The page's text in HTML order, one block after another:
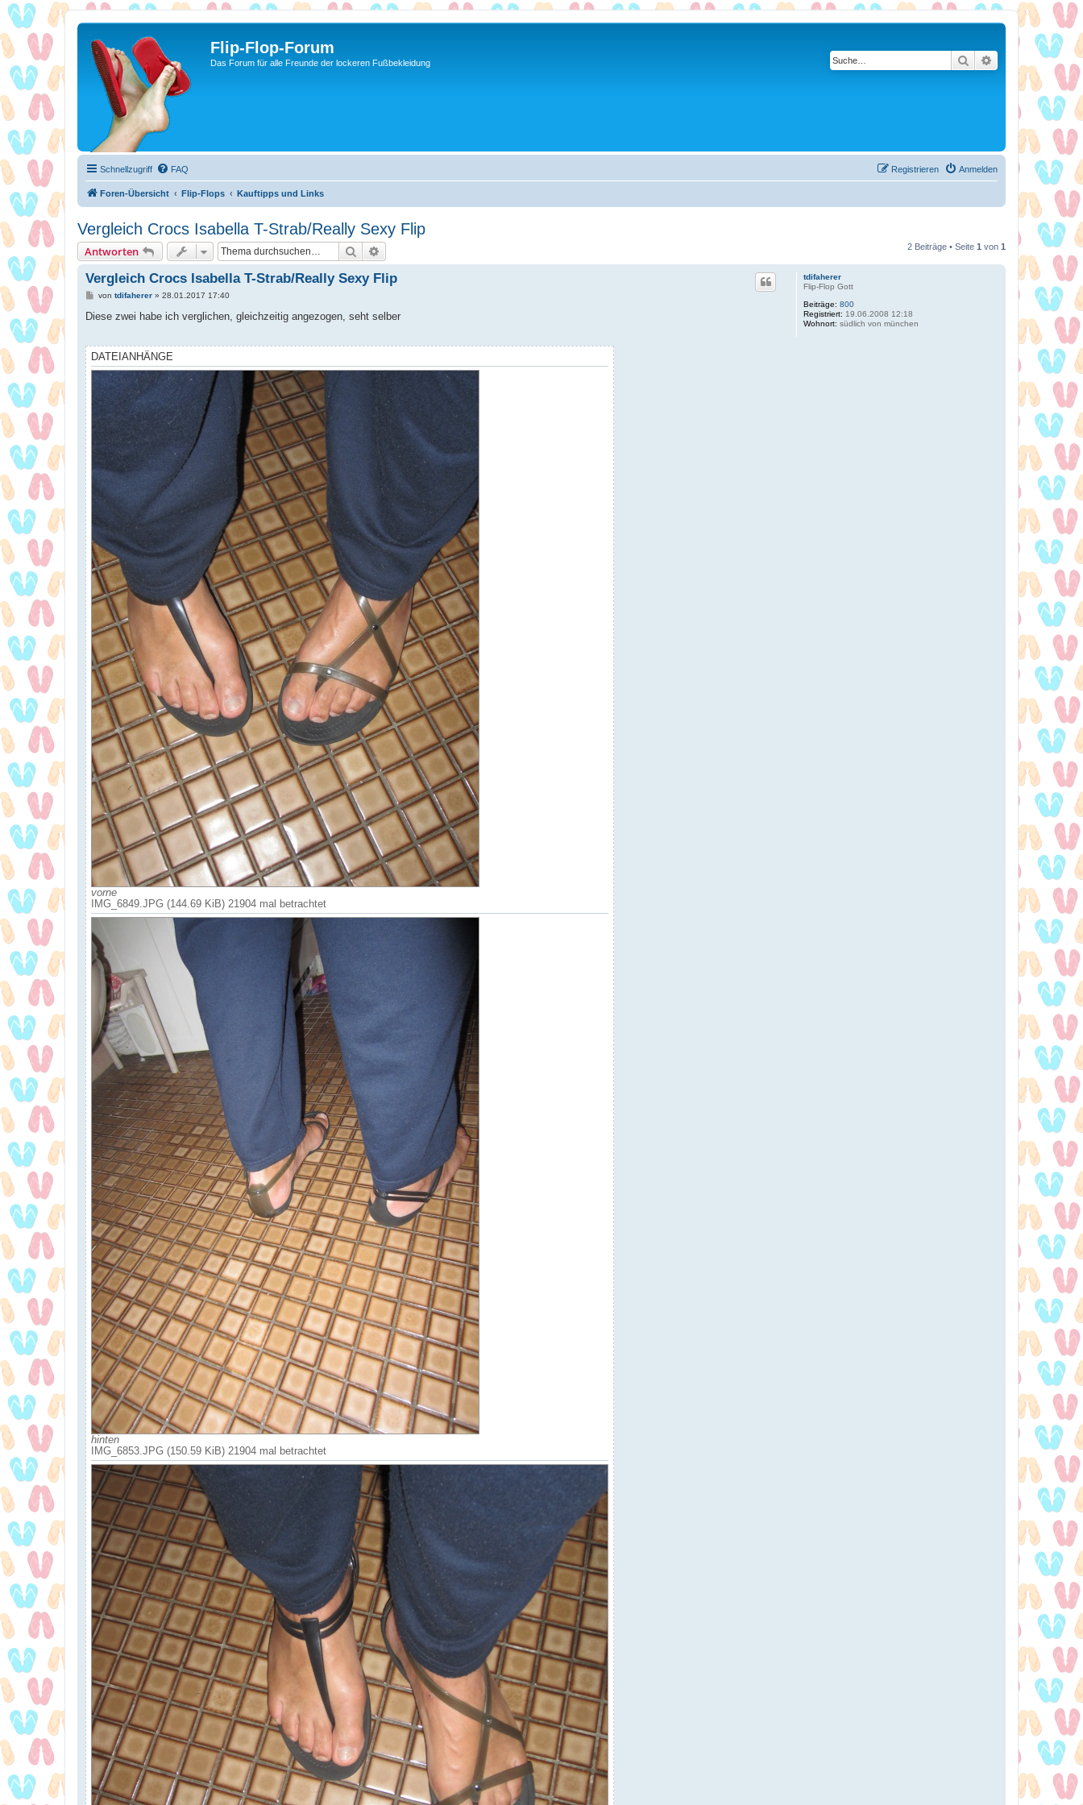
Flip-Flop-Forum
Das Forum für alle Freunde der lockeren Fußbekleidung Suche Erweiterte Suche
Schnellzugriff FAQ Anmelden
Registrieren
Foren-Übersicht Flip-Flops Kauftipps und Links
Vergleich Crocs Isabella T-Strab/Really Sexy Flip
Antworten Suche 2 Beiträge • Seite 1 von 1
tdifaherer
Flip-Flop Gott
Beiträge: 800
Registriert: 19.06.2008 12:18
Wohnort: südlich von münchen
Vergleich Crocs Isabella T-Strab/Really Sexy Flip
B
i
g
von tdifaherer» 28.01.2017 17:40
Diese zwei habe ich verglichen, gleichzeitig angezogen, seht selber
DATEIANHÄNGE
vorne
IMG_6849.JPG (144.69 KiB) 21904 mal betrachtet
hinten
IMG_6853.JPG (150.59 KiB) 21904 mal betrachtet